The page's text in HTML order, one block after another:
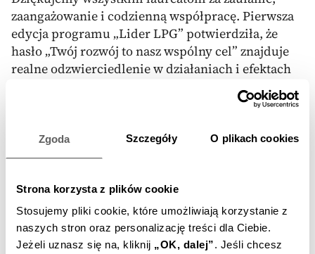
Zgoda Szczegóły O plikach cookies
Strona korzysta z plików cookie
Stosujemy pliki cookie, które umożliwiają korzystanie z
naszych stron oraz personalizację treści dla Ciebie.
Jeżeli uznasz się na, kliknij „OK, dalej”. Jeśli chcesz
zaangażowanie i codzienną współpracę. Pierwsza
edycja programu „Lider LPG” potwierdziła, że
hasło „Twój rozwój to nasz wspólny cel” znajduje
realne odzwierciedlenie w działaniach i efektach
współpracy z naszymi klientami i partnerami
biznesowymi. Wierzymy, że najlepsze rezultaty
partnerów do dalszego rozwoju, poszukiwania
nowych szans biznesowych i aktywnego
GASPOLEM.